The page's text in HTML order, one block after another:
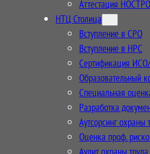
Аттестация
НТЦ Столица
Вступление в СРО
Вступление в НРС
Сертификация
Образовательный
Специальная
Разработка
Аутсорсинг охраны
Оценка проф.